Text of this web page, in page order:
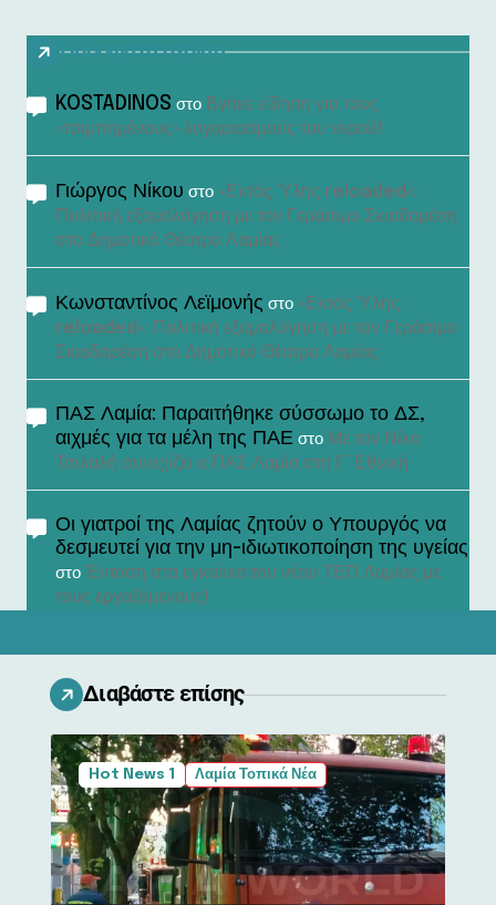
Πρόσφατα σχόλια
KOSTADINOS στο Βγήκε είδηση για τους
«τσιμπημένους» λογαριασμούς του νερού!
Γιώργος Νίκου στο «Εκτός Ύλης reloaded»:
Πολιτική εξομολόγηση με τον Γεράσιμο Σκιαδαρέση
στο Δημοτικό Θέατρο Λαμίας
Κωνσταντίνος Λεϊμονής στο «Εκτός Ύλης
reloaded»: Πολιτική εξομολόγηση με τον Γεράσιμο
Σκιαδαρέση στο Δημοτικό Θέατρο Λαμίας
ΠΑΣ Λαμία: Παραιτήθηκε σύσσωμο το ΔΣ,
αιχμές για τα μέλη της ΠΑΕ στο Με τον Νίκο
Τσιλαλή συνεχίζει ο ΠΑΣ Λαμία στη Γ’ Εθνική
Οι γιατροί της Λαμίας ζητούν ο Υπουργός να
δεσμευτεί για την μη-ιδιωτικοποίηση της υγείας
στο Ένταση στα εγκαίνια του νέου ΤΕΠ Λαμίας με
τους εργαζόμενους!
Διαβάστε επίσης
Hot News 1 Λαμία Τοπικά Νέα